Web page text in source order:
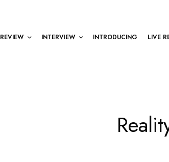
REVIEW INTERVIEW INTRODUCING LIVE